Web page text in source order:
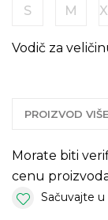
S M
Vodič za
PROIZVOD
Morate biti
cenu
Sačuvajte u